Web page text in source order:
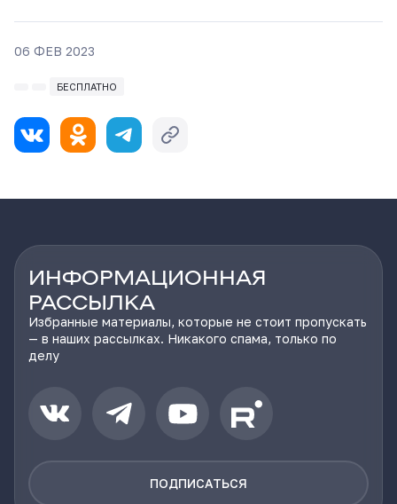
06 ФЕВ 2023
БЕСПЛАТНО
ИНФОРМАЦИОННАЯ
РАССЫЛКА
Избранные материалы, которые не стоит пропускать
— в наших рассылках. Никакого спама, только по
делу
ПОДПИСАТЬСЯ